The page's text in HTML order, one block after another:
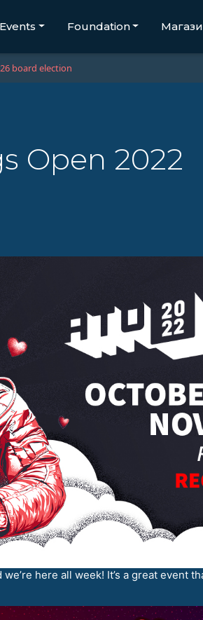
Events Foundation
board election
Open 2022
here all week! It’s a great event